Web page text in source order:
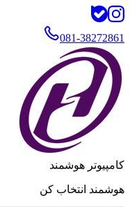
081-38272861
کامپیوتر هوشمند
هوشمند انتخاب کن